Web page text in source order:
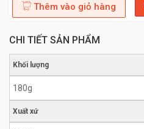
Thêm vào giỏ hàng
CHI TIẾT SẢN PHẨM
Khối lượng
180g
Xuất xứ